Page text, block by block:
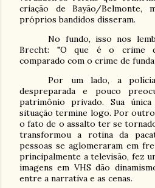
criação de Bayão/Belmonte,
próprios bandidos disseram.
No fundo, isso nos
Brecht: "O que é o crime
comparado com o crime de
Por um lado, a
despreparada e pouco
patrimônio privado. Sua
situação termine logo. Por
o fato de o assalto ter se
transformou a rotina da
pessoas se aglomeraram em
principalmente a televisão, fez
imagens em VHS dão
entre a narrativa e as cenas.